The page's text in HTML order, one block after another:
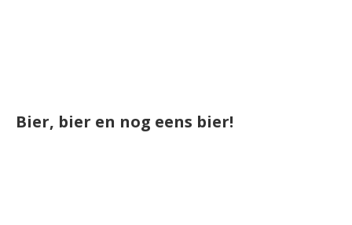
Bier, bier en nog eens bier!